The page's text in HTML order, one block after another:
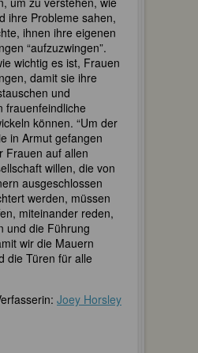
ihre Probleme sahen,
ihnen ihre eigenen
“aufzuzwingen”.
wichtig es ist, Frauen
damit sie ihre
und
frauenfeindliche
können. “Um der
in Armut gefangen
Frauen auf allen
willen, die von
ausgeschlossen
werden, müssen
miteinander reden,
und die Führung
wir die Mauern
die Türen für alle
Joey Horsley